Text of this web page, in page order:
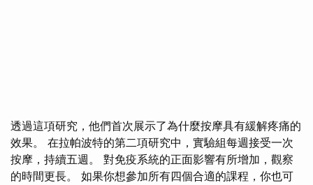
透過這項研究，他們首次展示了為什麼按摩具有緩解疼痛的
效果。 在拉帕波特的第二項研究中，實驗組每週接受一次
按摩，持續五週。 對免疫系統的正面影響有所增加，觀察
的時間更長。 如果你想參加所有四個合適的課程，你也可